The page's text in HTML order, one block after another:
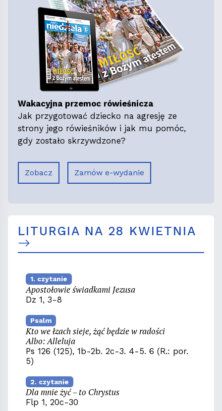
Wakacyjna przemoc rówieśnicza
Jak przygotować dziecko na agresję ze
strony jego rówieśników i jak mu pomóc,
gdy zostało skrzywdzone?
Zobacz Zamów e-wydanie
LITURGIA NA 28 KWIETNIA
1. czytanie
Apostołowie świadkami Jezusa
Dz 1, 3-8
Psalm
Kto we łzach sieje, żąć będzie w radości
Albo: Alleluja
Ps 126 (125), 1b-2b. 2c-3. 4-5. 6 (R.: por.
5)
2. czytanie
Dla mnie żyć – to Chrystus
Flp 1, 20c-30